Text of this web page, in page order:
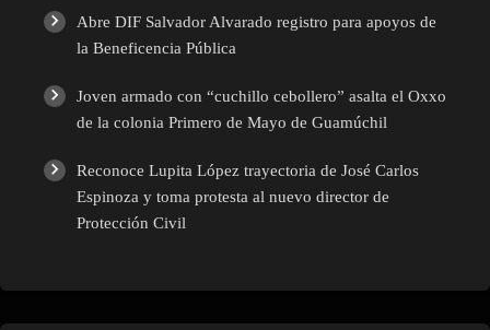
Abre DIF Salvador Alvarado registro para apoyos de
la Beneficencia Pública
Joven armado con “cuchillo cebollero” asalta el Oxxo
de la colonia Primero de Mayo de Guamúchil
Reconoce Lupita López trayectoria de José Carlos
Espinoza y toma protesta al nuevo director de
Protección Civil